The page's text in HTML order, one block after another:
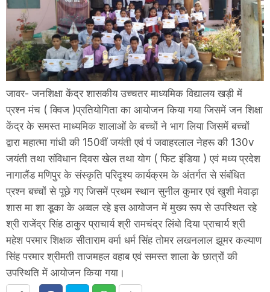
जावर- जनशिक्षा केंद्र शासकीय उच्चतर माध्यमिक विद्यालय खड़ी में
प्रश्न मंच ( क्विज )प्रतियोगिता का आयोजन किया गया जिसमें जन शिक्षा
केंद्र के समस्त माध्यमिक शालाओं के बच्चों ने भाग लिया जिसमें बच्चों
द्वारा महात्मा गांधी की 150वीं जयंती एवं पं जवाहरलाल नेहरू की 130v
जयंती तथा संविधान दिवस खेल तथा योग ( फिट इंडिया ) एवं मध्य प्रदेश
नागालैंड मणिपुर के संस्कृति परिदृश्य कार्यक्रम के अंतर्गत से संबंधित
प्रश्न बच्चों से पूछे गए जिसमें प्रथम स्थान सुनील कुमार एवं खुशी मेवाड़ा
शास मा शा डूका के अव्वल रहे इस आयोजन में मुख्य रूप से उपस्थित रहे
श्री राजेंद्र सिंह ठाकुर प्राचार्य श्री रामचंद्र लिंबो दिया प्राचार्य श्री
महेश परमार शिक्षक सीताराम वर्मा धर्म सिंह तोमर लखनलाल झूमर कल्याण
सिंह परमार श्रीमती ताजमहल वहाब एवं समस्त शाला के छात्रों की
उपस्थिति में आयोजन किया गया।